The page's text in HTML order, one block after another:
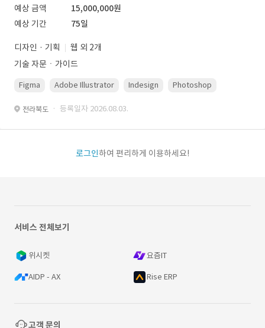
예상 금액
15,000,000원
예상 기간
75일
디자인 · 기획
웹 외 2개
기술 자문ㆍ가이드
Figma Adobe Illustrator Indesign Photoshop
전라북도 · 등록일자 2026.08.03.
로그인하여 편리하게 이용하세요!
서비스 전체보기
위시켓 요즘IT
AIDP - AX Rise ERP
고객 문의